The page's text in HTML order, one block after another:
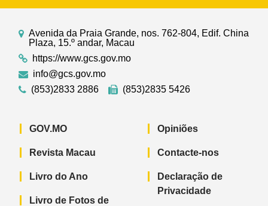
Avenida da Praia Grande, nos. 762-804, Edif. China
Plaza, 15.º andar, Macau
https://www.gcs.gov.mo
info@gcs.gov.mo
(853)2833 2886
(853)2835 5426
GOV.MO
Revista Macau
Livro do Ano
Livro de Fotos de
Opiniões
Contacte-nos
Declaração de
Privacidade